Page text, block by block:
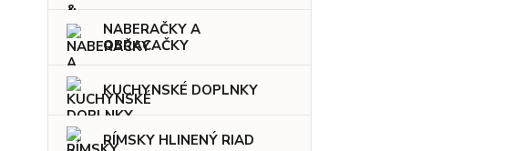
NABERAČKY A
OBRACAČKY
KUCHYNSKÉ DOPLNKY
RÍMSKY HLINENÝ RIAD